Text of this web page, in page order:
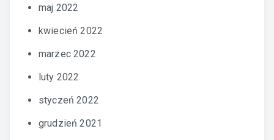
maj 2022
kwiecień 2022
marzec 2022
luty 2022
styczeń 2022
grudzień 2021